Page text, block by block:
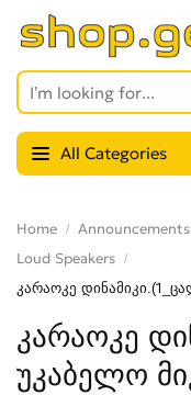
All Categories
Home Announcements
Loud Speakers
კარაოკე
კარაოკე
უკაბელო